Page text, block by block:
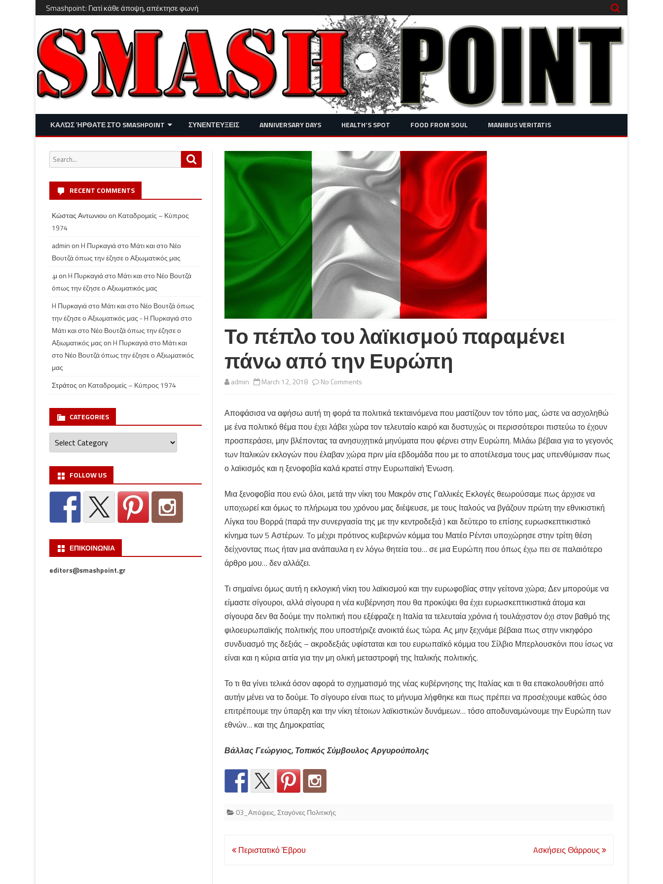
Smashpoint: Γιατί κάθε άποψη, απέκτησε φωνή
Skip
content
ΚΑΛΏΣ ΉΡΘΑΤΕ ΣΤΟ SMASHPOINT
ΔΙΑΣΚΈΔΑΣΗ – LIFESTYLE
ΣΥΝΕΝΤΕΥΞΕΙΣ ANNIVERSARY DAYS HEALTH’S SPOT FOOD FROM SOUL MANIBUS VERITATIS
Το πέπλο του λαϊκισμού παραμένει
πάνω από την Ευρώπη
admin March 12, 2018 No Commentson
πέπλο
του
λαϊκισμού
παραμένει
από
την
Ευρώπη
Αποφάσισα να αφήσω αυτή τη φορά τα πολιτικά τεκταινόμενα που μαστίζουν τον τόπο μας, ώστε να ασχοληθώ
με ένα πολιτικό θέμα που έχει λάβει χώρα τον τελευταίο καιρό και δυστυχώς οι περισσότεροι πιστεύω το έχουν
προσπεράσει, μην βλέποντας τα ανησυχητικά μηνύματα που φέρνει στην Ευρώπη. Μιλάω βέβαια για το γεγονός
των Ιταλικών εκλογών που έλαβαν χώρα πριν μία εβδομάδα που με το αποτέλεσμα τους μας υπενθύμισαν πως
ο λαϊκισμός και η ξενοφοβία καλά κρατεί στην Ευρωπαϊκή Ένωση.
Μια ξενοφοβία που ενώ όλοι, μετά την νίκη του Μακρόν στις Γαλλικές Εκλογές θεωρούσαμε πως άρχισε να
υποχωρεί και όμως το πλήρωμα του χρόνου μας διέψευσε, με τους Ιταλούς να βγάζουν πρώτη την εθνικιστική
Λίγκα του Βορρά (παρά την συνεργασία της με την κεντροδεξιά ) και δεύτερο το επίσης ευρωσκεπτικιστικό
κίνημα των 5 Αστέρων. To μέχρι πρότινος κυβερνών κόμμα του Ματέο Ρέντσι υποχώρησε στην τρίτη θέση
δείχνοντας πως ήταν μια ανάπαυλα η εν λόγω θητεία του… σε μια Ευρώπη που όπως έχω πει σε παλαιότερο
άρθρο μου… δεν αλλάζει.
Τι σημαίνει όμως αυτή η εκλογική νίκη του λαϊκισμού και την ευρωφοβίας στην γείτονα χώρα; Δεν μπορούμε να
είμαστε σίγουροι, αλλά σίγουρα η νέα κυβέρνηση που θα προκύψει θα έχει ευρωσκεπτικιστικά άτομα και
σίγουρα δεν θα δούμε την πολιτική που εξέφραζε η Ιταλία τα τελευταία χρόνια ή τουλάχιστον όχι στον βαθμό της
φιλοευρωπαϊκής πολιτικής που υποστήριζε ανοικτά έως τώρα. Ας μην ξεχνάμε βέβαια πως στην νικηφόρο
συνδυασμό της δεξιάς – ακροδεξιάς υφίσταται και του ευρωπαϊκό κόμμα του Σίλβιο Μπερλουσκόνι που ίσως να
είναι και η κύρια αιτία για την μη ολική μεταστροφή της Ιταλικής πολιτικής.
Το τι θα γίνει τελικά όσον αφορά το σχηματισμό της νέας κυβέρνησης της Ιταλίας και τι θα επακολουθήσει από
αυτήν μένει να το δούμε. Το σίγουρο είναι πως το μήνυμα λήφθηκε και πως πρέπει να προσέχουμε καθώς όσο
επιτρέπουμε την ύπαρξη και την νίκη τέτοιων λαϊκιστικών δυνάμεων… τόσο αποδυναμώνουμε την Ευρώπη των
εθνών… και της Δημοκρατίας
Βάλλας Γεώργιος, Τοπικός Σύμβουλος Αργυρούπολης
03_Απόψεις,Σταγόνες Πολιτικής
Post
Περιστατικό Έβρου Aσκήσεις Θάρρους
Search
for:
RECENT COMMENTS
Κώστας Αντωνιου on Καταδρομείς – Κύπρος
1974
admin onH Πυρκαγιά στο Μάτι και στο Νέο
Βουτζά όπως την έζησε ο Αξιωματικός μας
.μ onH Πυρκαγιά στο Μάτι και στο Νέο Βουτζά
όπως την έζησε ο Αξιωματικός μας
H Πυρκαγιά στο Μάτι και στο Νέο Βουτζά όπως
την έζησε ο Αξιωματικός μας - H Πυρκαγιά στο
Μάτι και στο Νέο Βουτζά όπως την έζησε ο
Αξιωματικός μας onH Πυρκαγιά στο Μάτι και
στο Νέο Βουτζά όπως την έζησε ο Αξιωματικός
μας
Στράτος on Καταδρομείς – Κύπρος 1974
CATEGORIES
Categories
FOLLOW US
ΕΠΙΚΟΙΝΩΝΙΑ
editors@smashpoint.gr